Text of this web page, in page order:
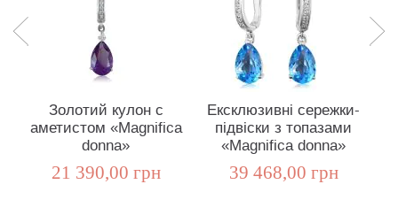
Золотий кулон с
аметистом «Magnifica
donna»
21 390,00 грн
Ексклюзивні сережки-
підвіски з топазами
«Magnifica donna»
39 468,00 грн